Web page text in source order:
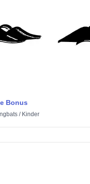
Bonus
/ Kinder